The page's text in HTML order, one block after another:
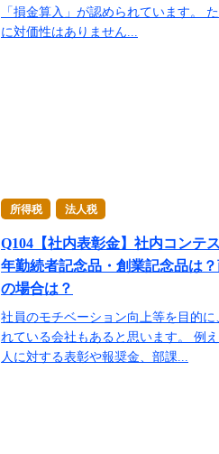
「損金算入」が認められています。
に対価性はありません...
所得税 法人税
Q104【社内表彰金】社内コンテ
年勤続者記念品・創業記念品は
の場合は？
社員のモチベーション向上等を目的
れている会社もあると思います。 例
人に対する表彰や報奨金、部課...